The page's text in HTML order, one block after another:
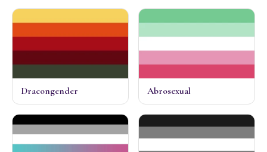
Dracongender Abrosexual